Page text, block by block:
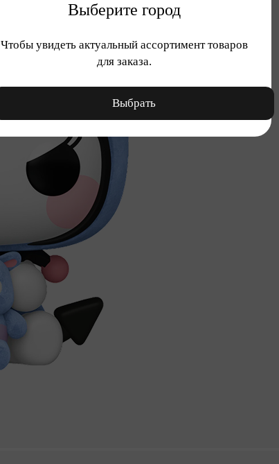
Выберите город
Чтобы увидеть актуальный ассортимент товаров
для заказа.
Выбрать